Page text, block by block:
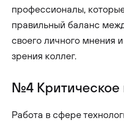
профессионалы,
правильный баланс
своего личного мнения
зрения коллег.
№4
Работа в сфере